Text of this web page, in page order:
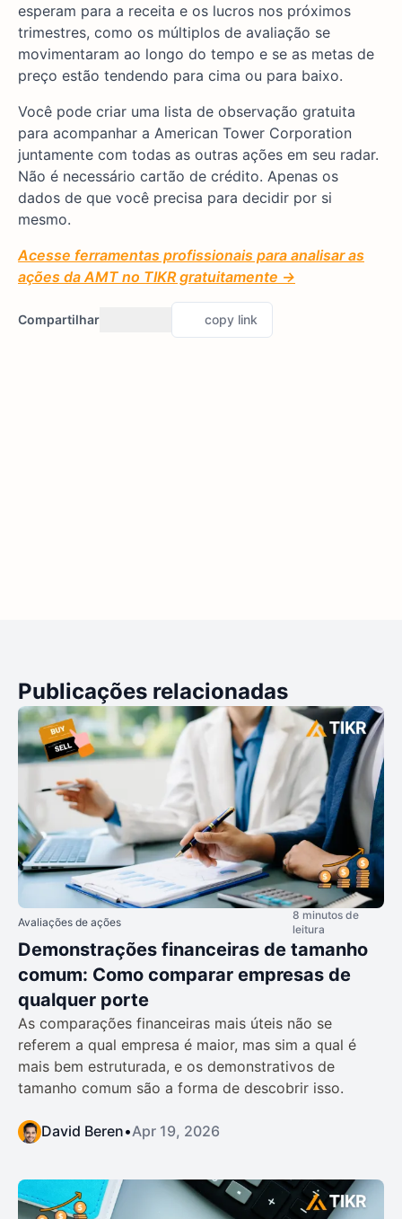
esperam para a receita e os lucros nos próximos
trimestres, como os múltiplos de avaliação se
movimentaram ao longo do tempo e se as metas de
preço estão tendendo para cima ou para baixo.
Você pode criar uma lista de observação gratuita
para acompanhar a American Tower Corporation
juntamente com todas as outras ações em seu radar.
Não é necessário cartão de crédito. Apenas os
dados de que você precisa para decidir por si
mesmo.
Acesse ferramentas profissionais para analisar as
ações da AMT no TIKR gratuitamente →
Compartilhar copy link
Publicações relacionadas
Avaliações de ações
8 minutos de
leitura
Demonstrações financeiras de tamanho
comum: Como comparar empresas de
qualquer porte
As comparações financeiras mais úteis não se
referem a qual empresa é maior, mas sim a qual é
mais bem estruturada, e os demonstrativos de
tamanho comum são a forma de descobrir isso.
David Beren•Apr 19, 2026